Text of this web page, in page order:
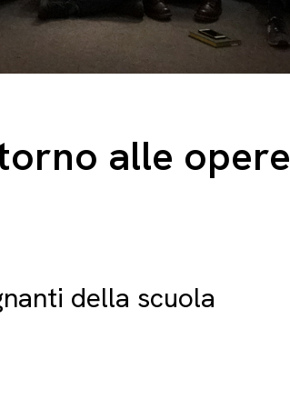
alle opere
della scuola